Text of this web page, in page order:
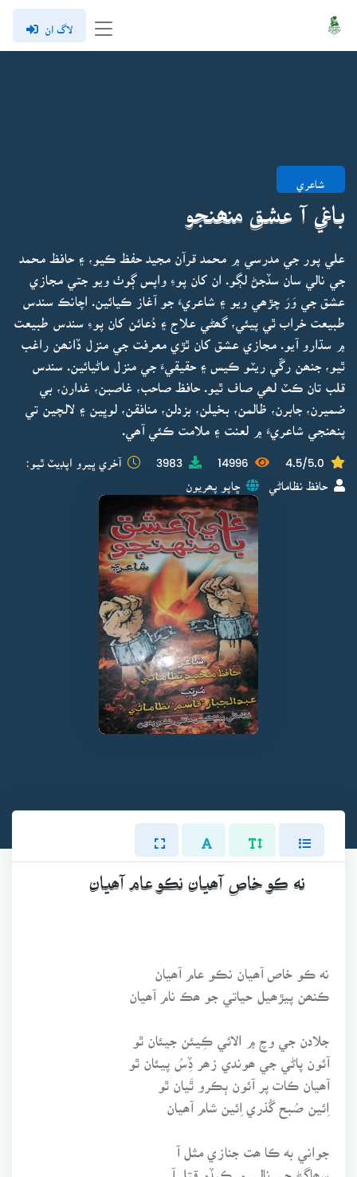
لاگ ان
شاعري
باغي آ عشق منھنجو
علي پور جي مدرسي ۾ محمد قرآن مجيد حفظ ڪيو، ۽ حافظ محمد
جي نالي سان سڏجڻ لڳو. ان کان پوءِ واپس ڳوٺ ويو جتي مجازي
عشق جي وَرَ چڙھي ويو ۽ شاعريءَ جو آغاز ڪيائين. اچانڪ سندس
طبيعت خراب ٿي پيئي، گھڻي علاج ۽ دُعائن کان پوءِ سندس طبيعت
۾ سڌارو آيو. مجازي عشق کان ٿڙي معرفت جي منزل ڏانھن راغب
ٿيو، جنھن رڱي ريٽو ڪيس ۽ حقيقيءَ جي منزل ماڻيائين. سندس
قلب تان ڪٽ لھي صاف ٿيو. حافظ صاحب، غاصبن، غدارن، بي
ضميرن، جابرن، ظالمن، بخيلن، بزدلن، منافقن، لوڀين ۽ لالچين تي
پنھنجي شاعريءَ ۾ لعنت ۽ ملامت ڪئي آھي.
4.5/5.0
14996
3983 آخري ڀيرو اپڊيٽ ٿيو:
حافظ نظاماڻي ڇاپو پھريون
نه ڪو خاص آھيان نڪو عام آھيان
نه ڪو خاص آھيان نڪو عام آھيان
ڪنھن پيڙھيل حياتي جو ھڪ نام آھيان
جلادن جي وچ ۾ الائي ڪِيئن جيئان ٿو
آئون پاڻي جي ھوندي زھر ڏِسُ پيئان ٿو
آھيان ڪات پر آئون ٻڪرو ٿَيان ٿو
اِئين صُبح گُذري اِئين شام آھيان
جواني به ڪا ھت جنازي مثل آ
سھاڳڻ جي نالي ۾ ڪيڏو قتل آ